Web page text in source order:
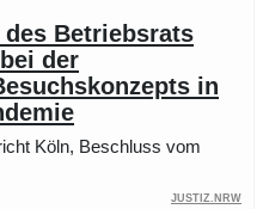
Betriebsrats
der
in
Köln, Beschluss vom
Justiz.NRW